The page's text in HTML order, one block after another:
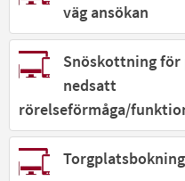
väg ansökan
Snöskottning för
nedsatt
rörelseförmåga/
Torgplatsbokning